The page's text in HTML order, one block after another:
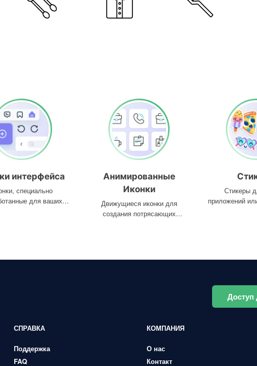
интерфейса
специально
для ваших
Анимированные
Иконки
Движущиеся иконки для
создания потрясающих
Стикеры
приложений
Доступ
СПРАВКА
Поддержка
FAQ
КОМПАНИЯ
О нас
Контакт